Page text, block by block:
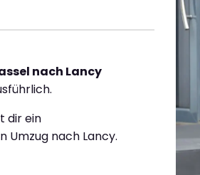
nach Lancy
dir ein
Umzug nach Lancy.